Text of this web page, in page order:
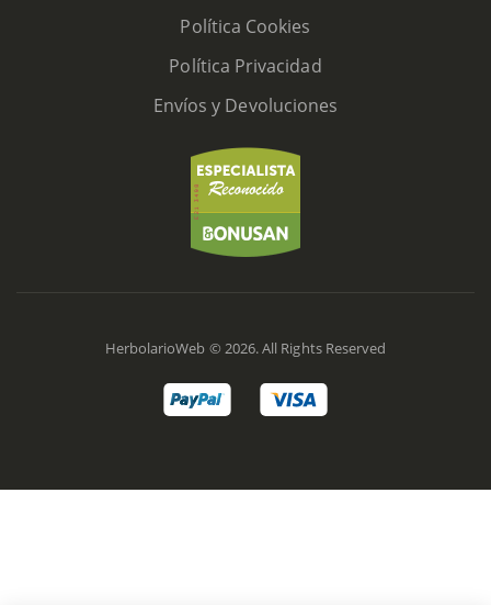
Política Cookies
Política Privacidad
Envíos y Devoluciones
HerbolarioWeb © 2026. All Rights Reserved